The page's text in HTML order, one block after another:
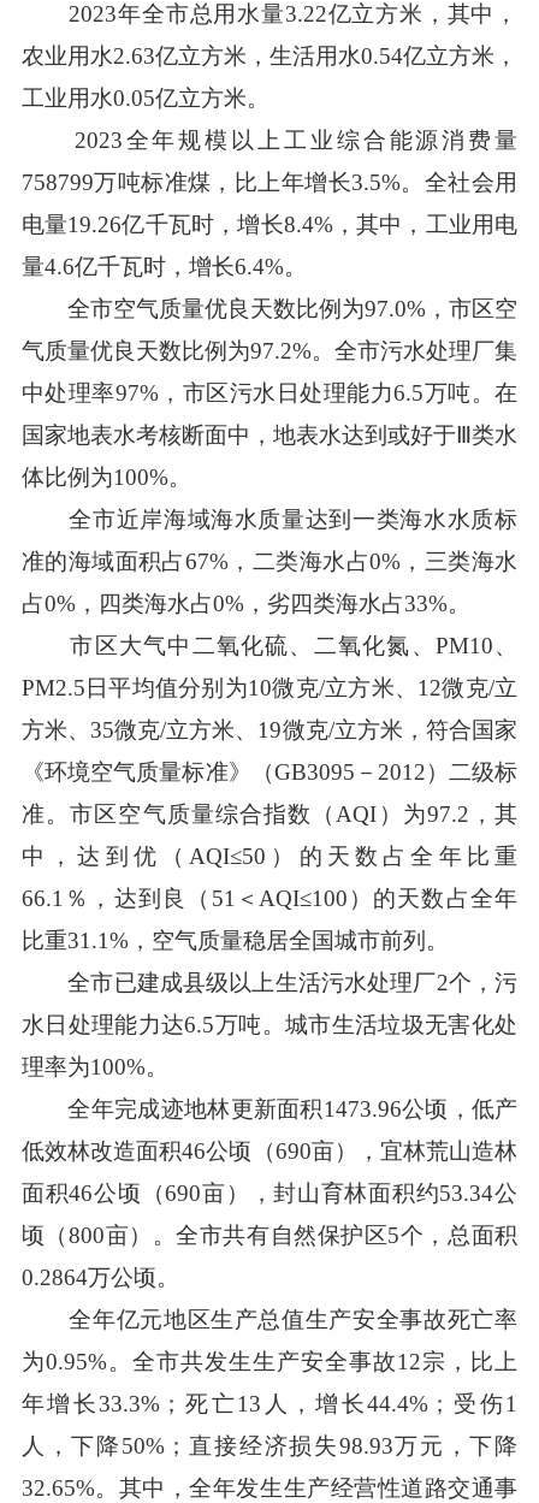
2023年全市总用水量3.22亿立方米，其中，
农业用水2.63亿立方米，生活用水0.54亿立方米，
工业用水0.05亿立方米。
2023全年规模以上工业综合能源消费量
758799万吨标准煤，比上年增长3.5%。全社会用
电量19.26亿千瓦时，增长8.4%，其中，工业用电
量4.6亿千瓦时，增长6.4%。
全市空气质量优良天数比例为97.0%，市区空
气质量优良天数比例为97.2%。全市污水处理厂集
中处理率97%，市区污水日处理能力6.5万吨。在
国家地表水考核断面中，地表水达到或好于Ⅲ类水
体比例为100%。
全市近岸海域海水质量达到一类海水水质标
准的海域面积占67%，二类海水占0%，三类海水
占0%，四类海水占0%，劣四类海水占33%。
市区大气中二氧化硫、二氧化氮、PM10、
PM2.5日平均值分别为10微克/立方米、12微克/立
方米、35微克/立方米、19微克/立方米，符合国家
《环境空气质量标准》（GB3095－2012）二级标
准。市区空气质量综合指数（AQI）为97.2，其
中，达到优（AQI≤50）的天数占全年比重
66.1％，达到良（51＜AQI≤100）的天数占全年
比重31.1%，空气质量稳居全国城市前列。
全市已建成县级以上生活污水处理厂2个，污
水日处理能力达6.5万吨。城市生活垃圾无害化处
理率为100%。
全年完成迹地林更新面积1473.96公顷，低产
低效林改造面积46公顷（690亩），宜林荒山造林
面积46公顷（690亩），封山育林面积约53.34公
顷（800亩）。全市共有自然保护区5个，总面积
0.2864万公顷。
全年亿元地区生产总值生产安全事故死亡率
为0.95%。全市共发生生产安全事故12宗，比上
年增长33.3%；死亡13人，增长44.4%；受伤1
人，下降50%；直接经济损失98.93万元，下降
32.65%。其中，全年发生生产经营性道路交通事